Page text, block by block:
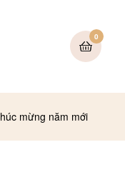
0
mừng năm mới